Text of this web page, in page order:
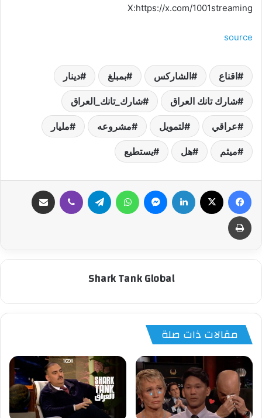
X:https://x.com/1001streaming
source
اقناع الشاركس بمبلغ دينار
شارك تانك العراق شارك_تانك_العراق
عراقي لتمويل مشروعه مليار
ميثم هل يستطيع
فيسبوك لينكدإن ماسنجر واتساب تيلقرام ڤايبر
طباعة
Shark Tank Global
مقالات ذات صلة